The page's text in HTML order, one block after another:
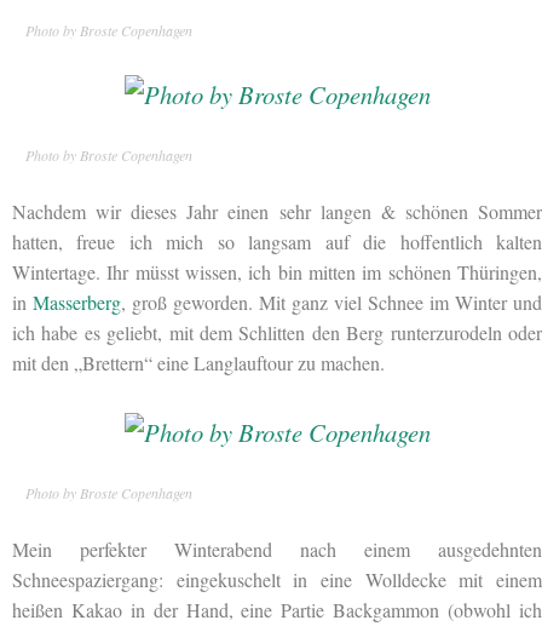
Photo by Broste Copenhagen
Photo by Broste Copenhagen
Nachdem wir dieses Jahr einen sehr langen & schönen Sommer
hatten, freue ich mich so langsam auf die hoffentlich kalten
Wintertage. Ihr müsst wissen, ich bin mitten im schönen Thüringen,
in Masserberg, groß geworden. Mit ganz viel Schnee im Winter und
ich habe es geliebt, mit dem Schlitten den Berg runterzurodeln oder
mit den „Brettern“ eine Langlauftour zu machen.
Photo by Broste Copenhagen
Mein perfekter Winterabend nach einem ausgedehnten
Schneespaziergang: eingekuschelt in eine Wolldecke mit einem
heißen Kakao in der Hand, eine Partie Backgammon (obwohl ich